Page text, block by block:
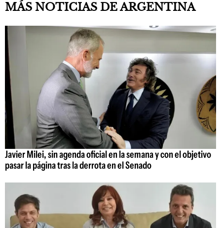
MÁS NOTICIAS DE ARGENTINA
Javier Milei, sin agenda oficial en la semana y con el objetivo
pasar la página tras la derrota en el Senado